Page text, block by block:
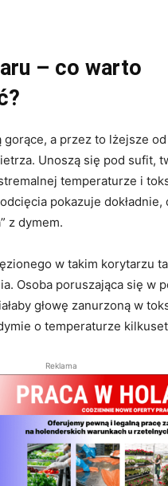
– co warto
gorące, a przez to lżejsze od
Unoszą się pod sufit,
temperaturze i
z dymem.
w takim korytarzu
Osoba poruszająca się w
o temperaturze kilkuset
Reklama